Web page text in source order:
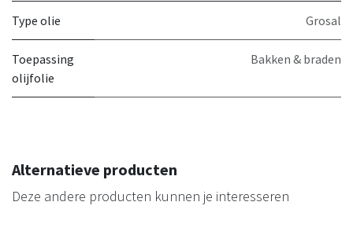
Type olie Grosal
Toepassing
olijfolie
Bakken & braden
Alternatieve producten
Deze andere producten kunnen je interesseren